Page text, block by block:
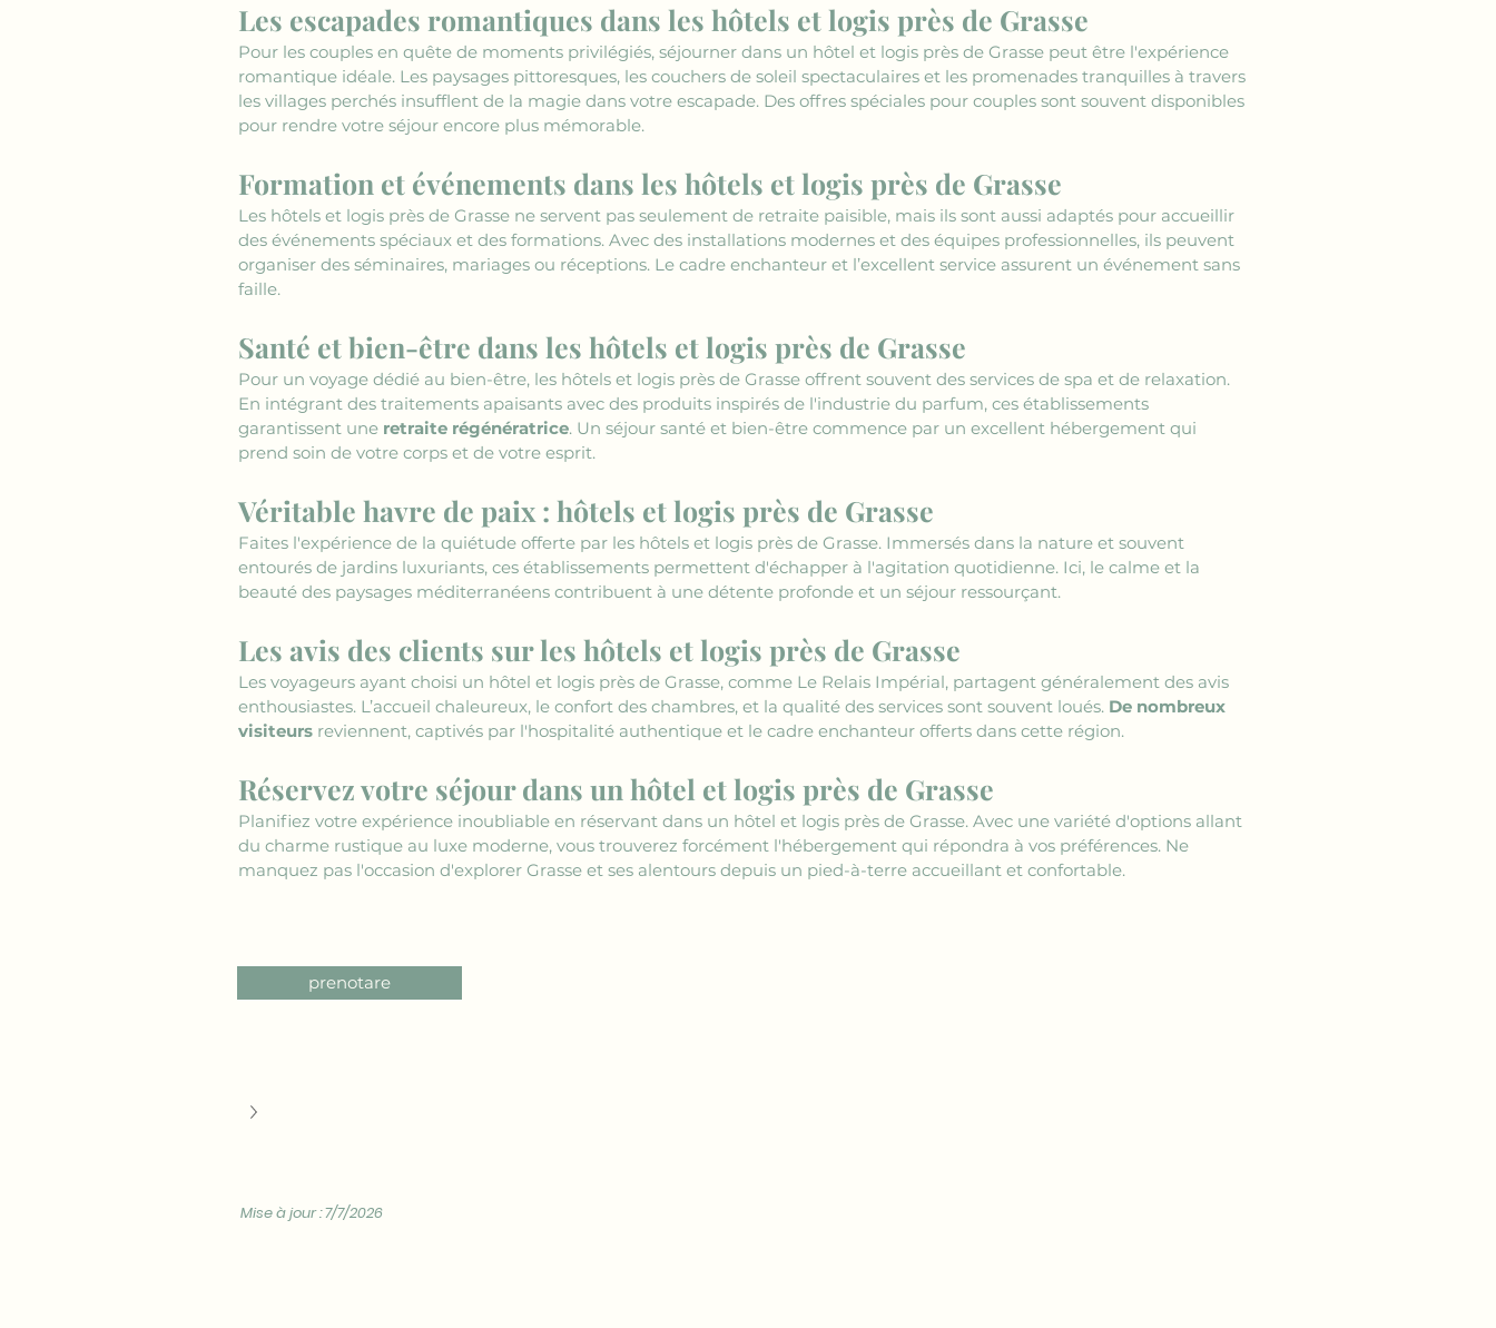
Les escapades romantiques dans les hôtels et logis près de Grasse
Pour les couples en quête de moments privilégiés, séjourner dans un hôtel et logis près de Grasse peut être l'expérience
romantique idéale. Les paysages pittoresques, les couchers de soleil spectaculaires et les promenades tranquilles à travers
les villages perchés insufflent de la magie dans votre escapade. Des offres spéciales pour couples sont souvent disponibles
pour rendre votre séjour encore plus mémorable.
Formation et événements dans les hôtels et logis près de Grasse
Les hôtels et logis près de Grasse ne servent pas seulement de retraite paisible, mais ils sont aussi adaptés pour accueillir
des événements spéciaux et des formations. Avec des installations modernes et des équipes professionnelles, ils peuvent
organiser des séminaires, mariages ou réceptions. Le cadre enchanteur et l’excellent service assurent un événement sans
faille.
Santé et bien-être dans les hôtels et logis près de Grasse
Pour un voyage dédié au bien-être, les hôtels et logis près de Grasse offrent souvent des services de spa et de relaxation.
En intégrant des traitements apaisants avec des produits inspirés de l'industrie du parfum, ces établissements
garantissent une retraite régénératrice. Un séjour santé et bien-être commence par un excellent hébergement qui
prend soin de votre corps et de votre esprit.
Véritable havre de paix : hôtels et logis près de Grasse
Faites l'expérience de la quiétude offerte par les hôtels et logis près de Grasse. Immersés dans la nature et souvent
entourés de jardins luxuriants, ces établissements permettent d'échapper à l'agitation quotidienne. Ici, le calme et la
beauté des paysages méditerranéens contribuent à une détente profonde et un séjour ressourçant.
Les avis des clients sur les hôtels et logis près de Grasse
Les voyageurs ayant choisi un hôtel et logis près de Grasse, comme Le Relais Impérial, partagent généralement des avis
enthousiastes. L’accueil chaleureux, le confort des chambres, et la qualité des services sont souvent loués. De nombreux
visiteurs reviennent, captivés par l'hospitalité authentique et le cadre enchanteur offerts dans cette région.
Réservez votre séjour dans un hôtel et logis près de Grasse
Planifiez votre expérience inoubliable en réservant dans un hôtel et logis près de Grasse. Avec une variété d'options allant
du charme rustique au luxe moderne, vous trouverez forcément l'hébergement qui répondra à vos préférences. Ne
manquez pas l'occasion d'explorer Grasse et ses alentours depuis un pied-à-terre accueillant et confortable.
prenotare
Mise à jour : 7/7/2026